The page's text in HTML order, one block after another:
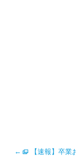
←
【速報】卒業